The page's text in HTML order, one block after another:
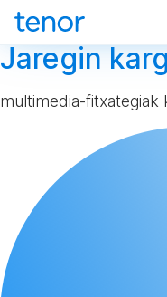
Jaregin
multimedia-fitxategiak